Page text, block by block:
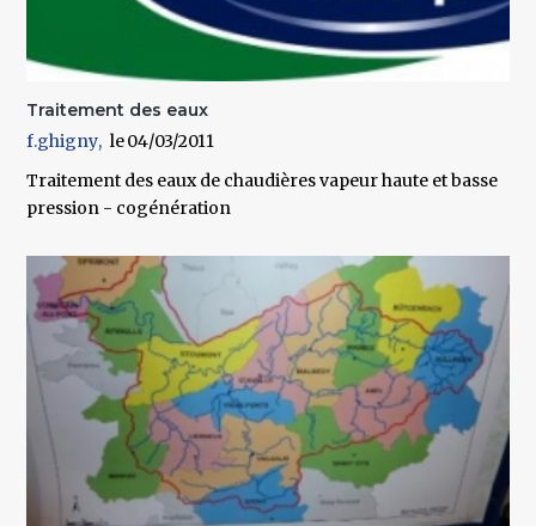
Traitement des eaux
f.ghigny
04/03/2011
Traitement des eaux de chaudières vapeur haute et basse
pression - cogénération